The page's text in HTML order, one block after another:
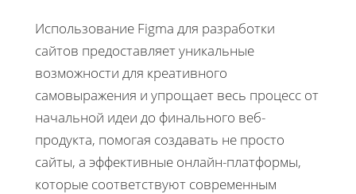
Использование Figma для разработки
сайтов предоставляет уникальные
возможности для креативного
самовыражения и упрощает весь процесс от
начальной идеи до финального веб-
продукта, помогая создавать не просто
сайты, а эффективные онлайн-платформы,
которые соответствуют современным